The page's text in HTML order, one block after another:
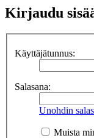
Kirjaudu
Käyttäjätunnus:
Salasana:
Unohdin
Muista